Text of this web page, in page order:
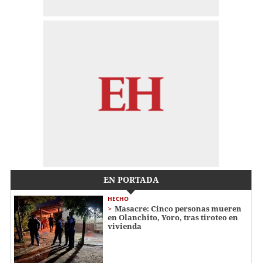
EN PORTADA
HECHO
Masacre: Cinco personas mueren
en Olanchito, Yoro, tras tiroteo en
vivienda